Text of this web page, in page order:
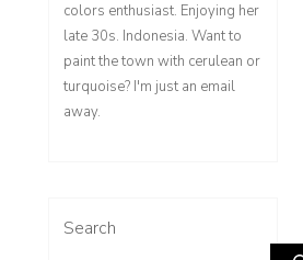
colors enthusiast. Enjoying her
late 30s. Indonesia. Want to
paint the town with cerulean or
turquoise? I'm just an email
away.
Search